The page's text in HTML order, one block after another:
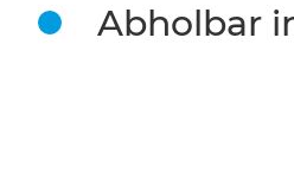
Abholbar